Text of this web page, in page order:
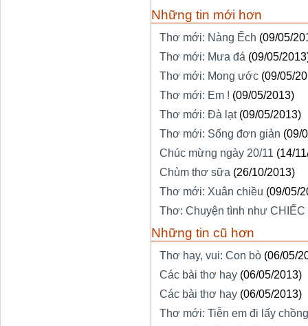
Những tin mới hơn
Thơ mới: Nàng Ếch (09/05/
Thơ mới: Mưa đá (09/05/
Thơ mới: Mong ước (09/05/
Thơ mới: Em ! (09/05/2013)
Thơ mới: Đà lạt (09/05/2013)
Thơ mới: Sống đơn giản (09/
Chúc mừng ngày 20/11 (14/
Chùm thơ sữa (26/10/2013)
Thơ mới: Xuân chiều (09/05/
Thơ: Chuyện tình như CHIẾC
Những tin cũ hơn
Thơ hay, vui: Con bò (06/05/
Các bài thơ hay (06/05/2013)
Các bài thơ hay (06/05/2013)
Thơ mới: Tiễn em đi lấy chồng